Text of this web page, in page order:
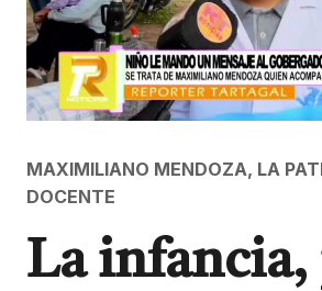
MAXIMILIANO MENDOZA, LA
DOCENTE
La